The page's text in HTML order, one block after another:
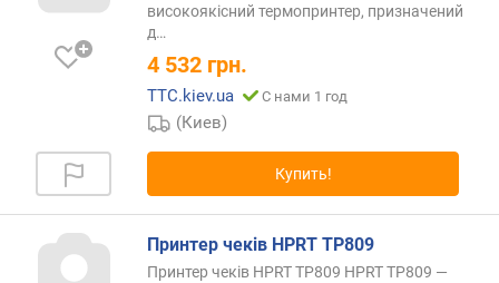
високоякісний термопринтер, призначений
д…
4 532 грн.
TTC.kiev.ua С нами 1 год
(Киев)
Купить!
Принтер чеків HPRT TP809
Принтер чеків HPRT TP809 HPRT TP809 —